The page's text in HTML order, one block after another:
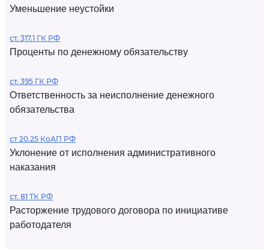
Уменьшение неустойки
ст. 317.1 ГК РФ
Проценты по денежному обязательству
ст. 395 ГК РФ
Ответственность за неисполнение денежного
обязательства
ст 20.25 КоАП РФ
Уклонение от исполнения административного
наказания
ст. 81 ТК РФ
Расторжение трудового договора по инициативе
работодателя